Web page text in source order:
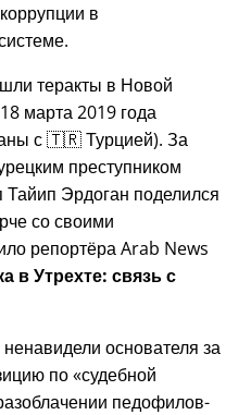
в
теракты в Новой
марта 2019 года
с 🇹🇷 Турцией). За
преступником
Эрдоган поделился
со своими
репортёра Arab News
в Утрехте: связь с
основателя за
по судебной
педофилов-